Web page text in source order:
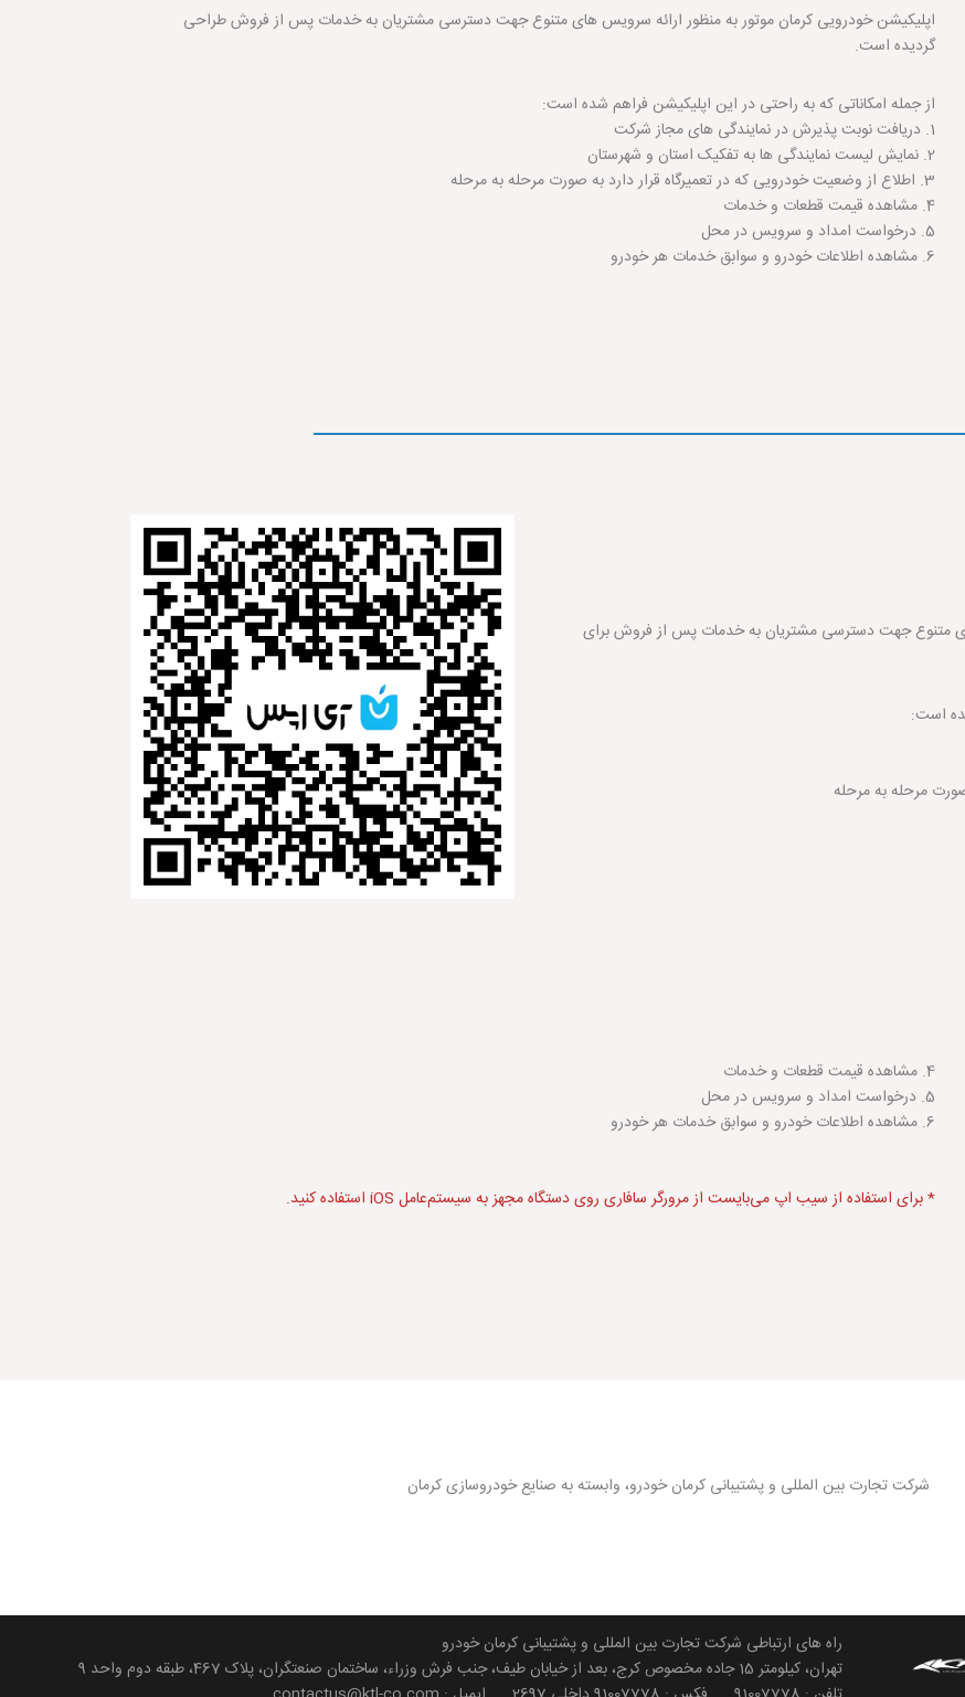
اپلیکیشن خودرویی کرمان موتور به منظور ارائه سرویس های متنوع جهت دسترسی مشتریان به خدمات پس از فروش طراحی
گردیده است.
از جمله امکاناتی که به راحتی در این اپلیکیشن فراهم شده است:
1. دریافت نوبت پذیرش در نمایندگی های مجاز شرکت
2. نمایش لیست نمایندگی ها به تفکیک استان و شهرستان
3. اطلاع از وضعیت خودرویی که در تعمیرگاه قرار دارد به صورت مرحله به مرحله
4. مشاهده قیمت قطعات و خدمات
5. درخواست امداد و سرویس در محل
6. مشاهده اطلاعات خودرو و سوابق خدمات هر خودرو
متنوع جهت دسترسی مشتریان به خدمات پس از فروش برای
است:
4. مشاهده قیمت قطعات و خدمات
5. درخواست امداد و سرویس در محل
6. مشاهده اطلاعات خودرو و سوابق خدمات هر خودرو
* برای استفاده از سیب اپ می‌بایست از مرورگر سافاری روی دستگاه مجهز به سیستم‌عامل iOS استفاده کنید.
شرکت تجارت بین المللی و پشتیبانی کرمان خودرو، وابسته به صنایع خودروسازی کرمان
راه های ارتباطی شرکت تجارت بین المللی و پشتیبانی کرمان خودرو
تهران، کیلومتر 15 جاده مخصوص کرج، بعد از خیابان طیف، جنب فرش وزراء، ساختمان صنعتگران، پلاک 467، طبقه دوم واحد 9